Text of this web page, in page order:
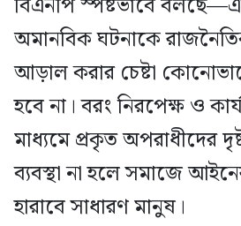
অমানবিক ঘটনাকে
আড়াল করার চেষ্টা
হবে না। বরং নিরপেক্ষ ও
মাধ্যমে প্রকৃত অপরাধীদের
ব্যবস্থা না হলে সমাজে
হারাবে সাধারণ মানুষ।